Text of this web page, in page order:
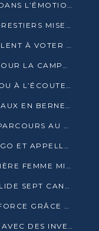
FIRMIN AYESSA INHUMÉ À ONDZA DANS L’ÉMOTION ET LE RECUEILLEMENT
BASSIN DU CONGO : LES ÉTATS FORESTIERS MISENT SUR LES MARCHÉS CARBONE
LES SAGES DE MOUYONDZI APPELLENT À VOTER DENIS SASSOU-NGUESSO
LE CLUB 2002-PUR SE MOBILISE POUR LA CAMPAGNE
JOSEPH KIGNOUMBI KIA MBOUNGOU À L’ÉCOUTE DE TALANGAÏ
DÉCÈS DE FIRMIN AYESSA : DRAPEAUX EN BERNE LUNDI
PR. AIMÉ CHRISTIAN KAYATH : UN PARCOURS AU SERVICE DE LA RECHERCHE ET DE L’INNOVATION
L’OMS SALUE LA RIPOSTE DU CONGO ET APPELLE À DES RÉFORMES DURABLES
HOMMAGES OFFICIELS À LA PREMIÈRE FEMME MINISTRE DU CONGO
LA COUR CONSTITUTIONNELLE VALIDE SEPT CANDIDATURES POUR LA PRÉSIDENTIELLE
CONNECTIVITÉ LE CONGO SE RENFORCE GRÂCE AU CÂBLE 2AFRICA
SÉNAT : PIERRE NGOLO ÉCHANGE AVEC DES INVESTISSEURS DU NUMÉRIQUE